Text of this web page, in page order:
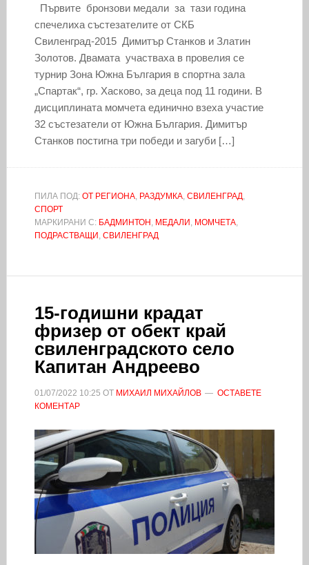
Първите бронзови медали за тази година
спечелиха състезателите от СКБ
Свиленград-2015 Димитър Станков и Златин
Золотов. Двамата участваха в провелия се
турнир Зона Южна България в спортна зала
„Спартак“, гр. Хасково, за деца под 11 години. В
дисциплината момчета единично взеха участие
32 състезатели от Южна България. Димитър
Станков постигна три победи и загуби […]
ПИЛА ПОД: ОТ РЕГИОНА, РАЗДУМКА, СВИЛЕНГРАД,
СПОРТ
МАРКИРАНИ С: БАДМИНТОН , МЕДАЛИ , МОМЧЕТА,
ПОДРАСТВАЩИ , СВИЛЕНГРАД
15-годишни крадат
фризер от обект край
свиленградското село
Капитан Андреево
01/07/2022 10:25 ОТ МИХАИЛ МИХАЙЛОВ
ОСТАВЕТЕ
КОМЕНТАР